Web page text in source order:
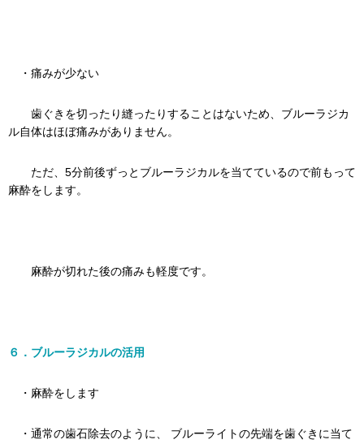
・痛みが少ない
歯ぐきを切ったり縫ったりすることはないため、ブルーラジカ
ル自体はほぼ痛みがありません。
ただ、5分前後ずっとブルーラジカルを当てているので前もって
麻酔をします。
麻酔が切れた後の痛みも軽度です。
６．ブルーラジカルの活用
・麻酔をします
・通常の歯石除去のように、 ブルーライトの先端を歯ぐきに当て